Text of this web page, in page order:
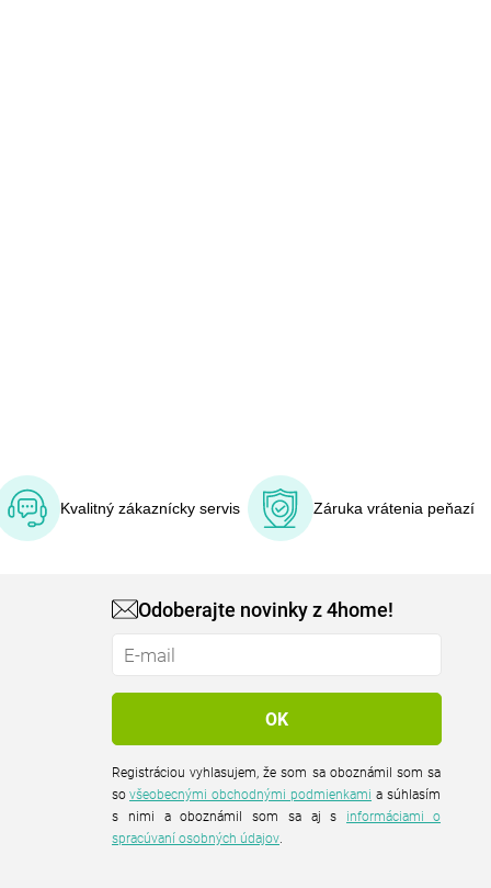
Kvalitný zákaznícky servis Záruka vrátenia peňazí
Odoberajte novinky z 4home!
Registráciou vyhlasujem, že som sa oboznámil som sa
sovšeobecnými obchodnými podmienkami a súhlasím
s nimi a oboznámil som sa aj s informáciami o
spracúvaní osobných údajov.